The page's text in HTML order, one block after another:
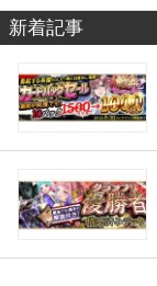
新着記事